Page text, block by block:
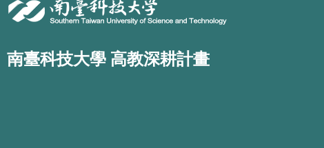
南臺科技大學 高教深耕計畫